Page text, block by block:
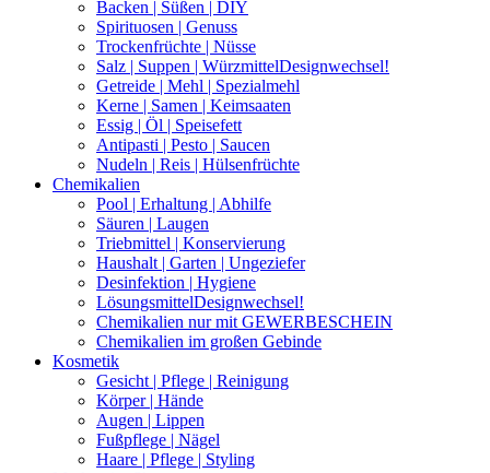
Backen | Süßen | DIY
Spirituosen | Genuss
Trockenfrüchte | Nüsse
Salz | Suppen | WürzmittelDesignwechsel!
Getreide | Mehl | Spezialmehl
Kerne | Samen | Keimsaaten
Essig | Öl | Speisefett
Antipasti | Pesto | Saucen
Nudeln | Reis | Hülsenfrüchte
Chemikalien
Pool | Erhaltung | Abhilfe
Säuren | Laugen
Triebmittel | Konservierung
Haushalt | Garten | Ungeziefer
Desinfektion | Hygiene
LösungsmittelDesignwechsel!
Chemikalien nur mit GEWERBESCHEIN
Chemikalien im großen Gebinde
Kosmetik
Gesicht | Pflege | Reinigung
Körper | Hände
Augen | Lippen
Fußpflege | Nägel
Haare | Pflege | Styling